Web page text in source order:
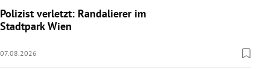
Polizist verletzt: Randalierer im
Stadtpark Wien
07.08.2026